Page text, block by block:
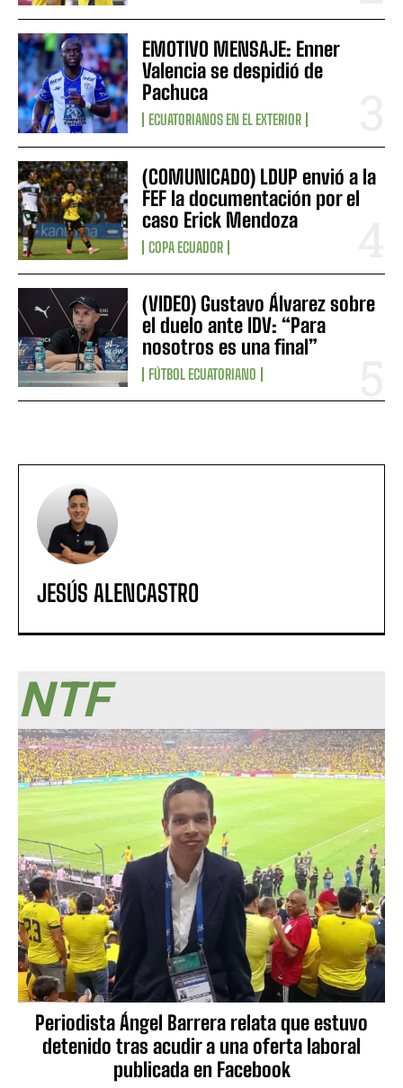
EMOTIVO MENSAJE: Enner
Valencia se despidió de
Pachuca
ECUATORIANOS EN EL EXTERIOR
(COMUNICADO) LDUP envió a la
FEF la documentación por el
caso Erick Mendoza
COPA ECUADOR
(VIDEO) Gustavo Álvarez sobre
el duelo ante IDV: “Para
nosotros es una final”
FÚTBOL ECUATORIANO
JESÚS ALENCASTRO
NTF
Periodista Ángel Barrera relata que estuvo
detenido tras acudir a una oferta laboral
publicada en Facebook